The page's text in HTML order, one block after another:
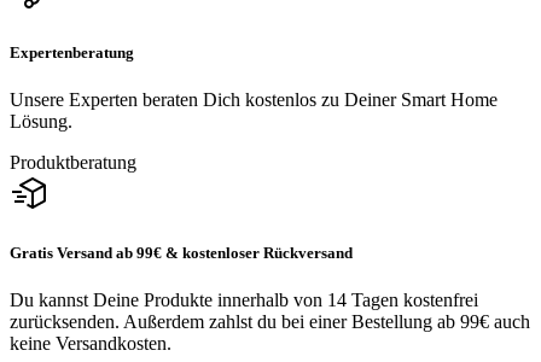
Expertenberatung
Unsere Experten beraten Dich kostenlos zu Deiner Smart Home
Lösung.
Produktberatung
Gratis Versand ab 99€ & kostenloser Rückversand
Du kannst Deine Produkte innerhalb von 14 Tagen kostenfrei
zurücksenden. Außerdem zahlst du bei einer Bestellung ab 99€ auch
keine Versandkosten.